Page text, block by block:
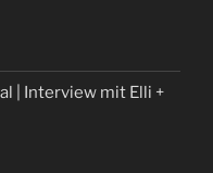
| Interview mit Elli +